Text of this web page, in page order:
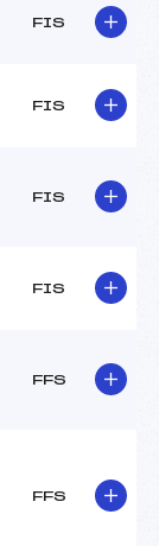
FIS
FIS
FIS
FIS
FFS
FFS